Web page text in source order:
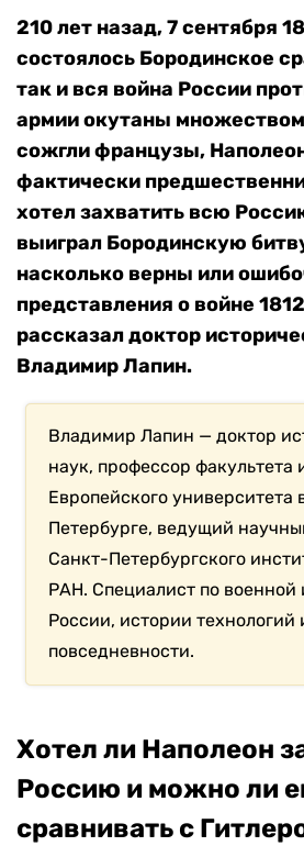
210 лет назад, 7 сентября
состоялось Бородинское
так и вся война России
армии окутаны
сожгли французы,
фактически
хотел захватить всю
выиграл Бородинскую
насколько верны или
представления о войне
рассказал доктор
Владимир Лапин.
Владимир Лапин — доктор
наук, профессор факультета
Европейского университета
Петербурге, ведущий
Санкт-Петербургского
РАН. Специалист по военной
России, истории технологий
повседневности.
Хотел ли Наполеон
Россию и можно ли
сравнивать с